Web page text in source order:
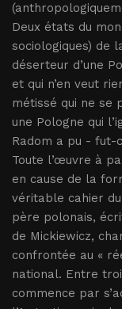
Deux états du
sociologiques) de
déserteur d’une
et qui n’en veut
métissé qui ne se
une Pologne qui
Radom a pu - fut-
Toute l’œuvre à
en cause de la
véritable cahier
père polonais,
de Mickiewicz,
confrontée au «
national. Entre
commence par